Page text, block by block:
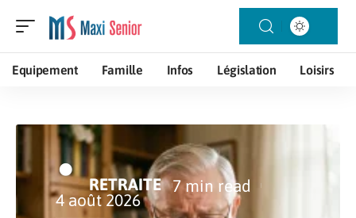
Equipement Famille Infos Législation Loisirs
RETRAITE 7 min read
4 août 2026